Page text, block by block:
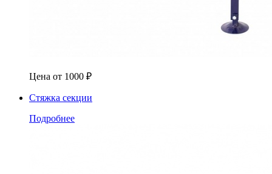
Цена от 1000 ₽
Стяжка секции
Подробнее